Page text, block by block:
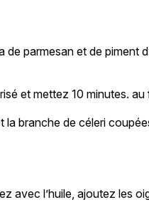
parmesan et de piment
et mettez 10 minutes. au
la branche de céleri
avec l’huile, ajoutez les